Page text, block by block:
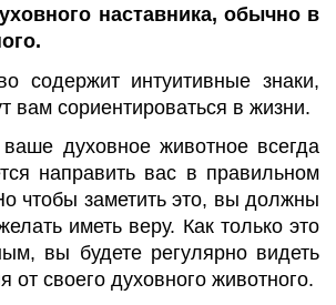
наставника, обычно в
содержит интуитивные знаки,
вам сориентироваться в жизни.
ваше духовное животное всегда
направить вас в правильном
чтобы заметить это, вы должны
иметь веру. Как только это
вы будете регулярно видеть
от своего духовного животного.